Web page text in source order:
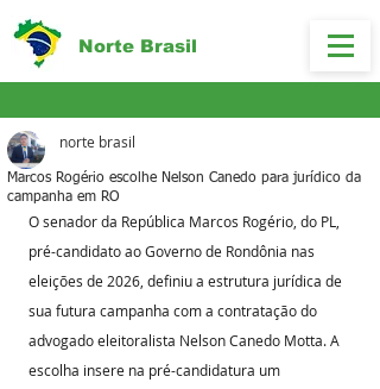
Norte Brasil
Marcos Rogério escolhe Nelson Canedo para jurídico da
campanha em RO
norte brasil
O senador da República Marcos Rogério, do PL,
pré-candidato ao Governo de Rondônia nas
eleições de 2026, definiu a estrutura jurídica de
sua futura campanha com a contratação do
advogado eleitoralista Nelson Canedo Motta. A
escolha insere na pré-candidatura um